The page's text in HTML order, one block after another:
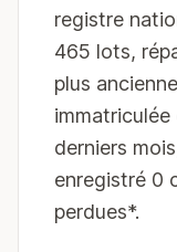
registre
465 lots,
plus
immatriculée
derniers
enregistré 0
perdues*.